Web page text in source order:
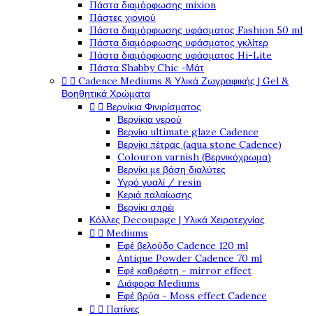
Πάστα διαμόρφωσης mixion
Πάστες χιονιού
Πάστα διαμόρφωσης υφάσματος Fashion 50 ml
Πάστα διαμόρφωσης υφάσματος γκλίτερ
Πάστα διαμόρφωσης υφάσματος Hi-Lite
Πάστα Shabby Chic -Μάτ
  Cadence Mediums & Υλικά Ζωγραφικής | Gel &
Βοηθητικά Χρώματα
  Βερνίκια Φινιρίσματος
Βερνίκια νερού
Βερνίκι ultimate glaze Cadence
Βερνίκι πέτρας (aqua stone Cadence)
Colouron varnish (Βερνικόχρωμα)
Βερνίκι με βάση διαλύτες
Υγρό γυαλί / resin
Κεριά παλαίωσης
Βερνίκι σπρέι
Κόλλες Decoupage | Υλικά Χειροτεχνίας
  Mediums
Εφέ βελούδο Cadence 120 ml
Antique Powder Cadence 70 ml
Εφέ καθρέφτη - mirror effect
Διάφορα Mediums
Εφέ βρύα - Moss effect Cadence
  Πατίνες